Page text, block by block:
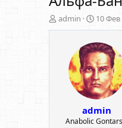
А
в
admin
Д
а
а
н
а
ч
а
а
10 Фев
admin
Anabolic